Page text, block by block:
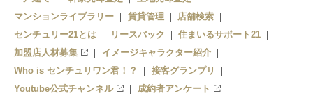
マンションライブラリー
賃貸管理
店舗検索
センチュリー21とは
リースバック
住まいるサポート21
加盟店人材募集
イメージキャラクター紹介
Who is センチュリワン君！？
接客グランプリ
Youtube公式チャンネル
成約者アンケート